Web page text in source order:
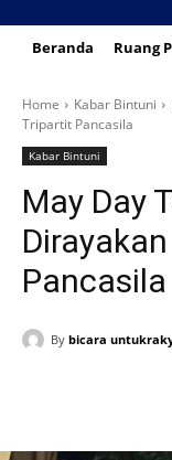
Beranda Ruang
Home Kabar Bintuni
Tripartit Pancasila
Kabar Bintuni
May Day
Pancasila
By bicara